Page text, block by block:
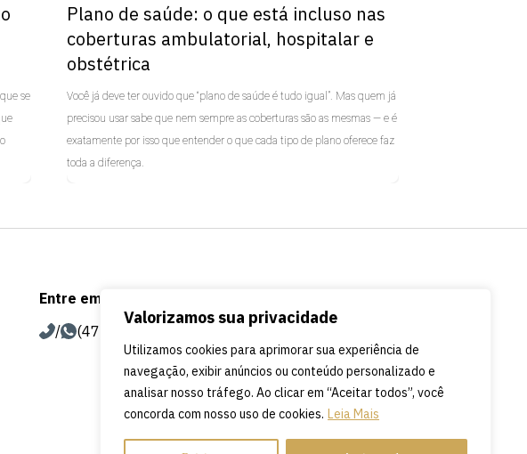
Valorizamos sua privacidade
Utilizamos cookies para aprimorar sua experiência de
navegação, exibir anúncios ou conteúdo personalizado e
analisar nosso tráfego. Ao clicar em “Aceitar todos”, você
concorda com nosso uso de cookies. Leia Mais
se
Plano de saúde: o que está incluso nas
coberturas ambulatorial, hospitalar e
obstétrica
Você já deve ter ouvido que “plano de saúde é tudo igual”. Mas quem já
precisou usar sabe que nem sempre as coberturas são as mesmas — e é
exatamente por isso que entender o que cada tipo de plano oferece faz
toda a diferença.
Entre em contato
/
(47) 2125.4342
Política de Privacidade
Política de Cookies
Termos e Condições de Uso